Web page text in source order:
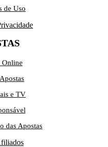
de Uso
Online
e TV
das Apostas